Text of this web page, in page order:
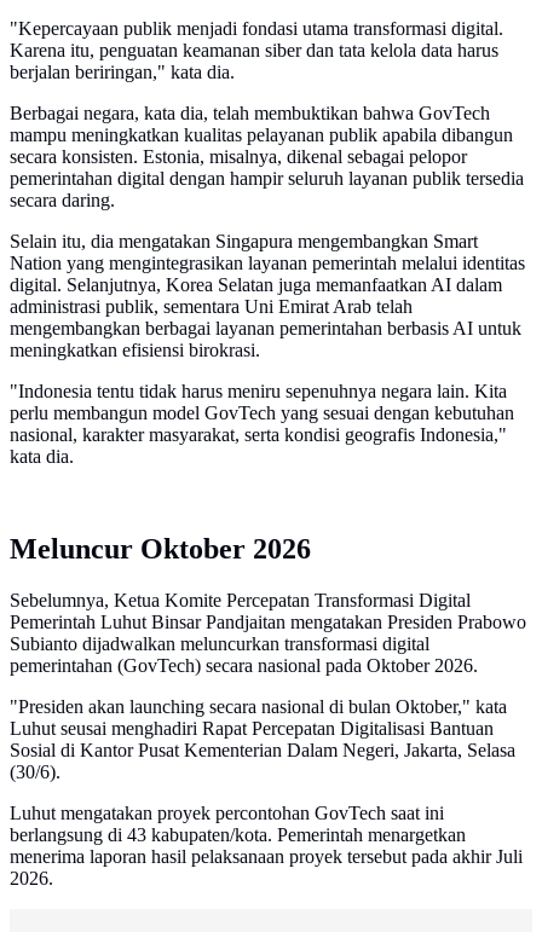
"Kepercayaan publik menjadi fondasi utama transformasi digital.
Karena itu, penguatan keamanan siber dan tata kelola data harus
berjalan beriringan," kata dia.
Berbagai negara, kata dia, telah membuktikan bahwa GovTech
mampu meningkatkan kualitas pelayanan publik apabila dibangun
secara konsisten. Estonia, misalnya, dikenal sebagai pelopor
pemerintahan digital dengan hampir seluruh layanan publik tersedia
secara daring.
Selain itu, dia mengatakan Singapura mengembangkan Smart
Nation yang mengintegrasikan layanan pemerintah melalui identitas
digital. Selanjutnya, Korea Selatan juga memanfaatkan AI dalam
administrasi publik, sementara Uni Emirat Arab telah
mengembangkan berbagai layanan pemerintahan berbasis AI untuk
meningkatkan efisiensi birokrasi.
"Indonesia tentu tidak harus meniru sepenuhnya negara lain. Kita
perlu membangun model GovTech yang sesuai dengan kebutuhan
nasional, karakter masyarakat, serta kondisi geografis Indonesia,"
kata dia.
Meluncur Oktober 2026
Sebelumnya, Ketua Komite Percepatan Transformasi Digital
Pemerintah Luhut Binsar Pandjaitan mengatakan Presiden Prabowo
Subianto dijadwalkan meluncurkan transformasi digital
pemerintahan (GovTech) secara nasional pada Oktober 2026.
"Presiden akan launching secara nasional di bulan Oktober," kata
Luhut seusai menghadiri Rapat Percepatan Digitalisasi Bantuan
Sosial di Kantor Pusat Kementerian Dalam Negeri, Jakarta, Selasa
(30/6).
Luhut mengatakan proyek percontohan GovTech saat ini
berlangsung di 43 kabupaten/kota. Pemerintah menargetkan
menerima laporan hasil pelaksanaan proyek tersebut pada akhir Juli
2026.